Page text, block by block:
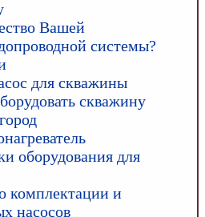
Вашей
системы?
для скважины
скважину
оборудования для
комплектации и
насосов